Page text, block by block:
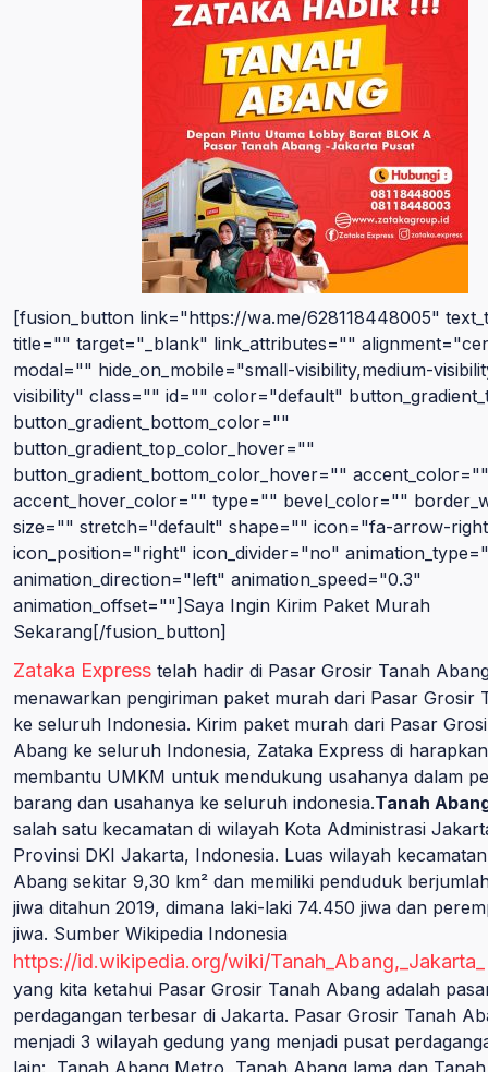
[fusion_button link="https://wa.me/628118448005"
title="" target="_blank" link_attributes=""
modal="" hide_on_mobile="small-visibility,medium-
visibility" class="" id="" color="default"
button_gradient_bottom_color=""
button_gradient_top_color_hover=""
button_gradient_bottom_color_hover="" accent_color=""
accent_hover_color="" type="" bevel_color=""
size="" stretch="default" shape="" icon="fa-arrow-
icon_position="right" icon_divider="no"
animation_direction="left" animation_speed="0.3"
animation_offset=""]Saya Ingin Kirim Paket Murah
Sekarang[/fusion_button]
Zataka Express telah hadir di Pasar Grosir Tanah
menawarkan pengiriman paket murah dari Pasar Grosir
ke seluruh Indonesia. Kirim paket murah dari Pasar
Abang ke seluruh Indonesia, Zataka Express di
membantu UMKM untuk mendukung usahanya dalam
barang dan usahanya ke seluruh indonesia.Tanah
salah satu kecamatan di wilayah Kota Administrasi
Provinsi DKI Jakarta, Indonesia. Luas wilayah
Abang sekitar 9,30 km² dan memiliki penduduk
jiwa ditahun 2019, dimana laki-laki 74.450 jiwa dan
jiwa. Sumber Wikipedia Indonesia
https://id.wikipedia.org/wiki/
yang kita ketahui Pasar Grosir Tanah Abang adalah
perdagangan terbesar di Jakarta. Pasar Grosir Tanah
menjadi 3 wilayah gedung yang menjadi pusat
lain: Tanah Abang Metro, Tanah Abang lama dan